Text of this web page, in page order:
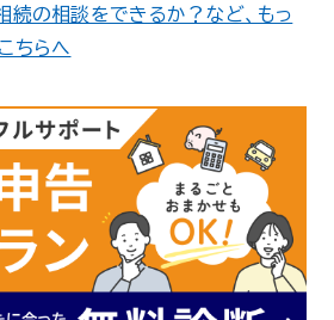
もスムーズに。専門家に任せる方法も相続
上では、遺産分割協議によってすべての相
た内容を文書にまとめた遺産分割協議書
ます。この記事では、遺産分割協議書の作
続の相談をできるか？など、もっ
ちらへ